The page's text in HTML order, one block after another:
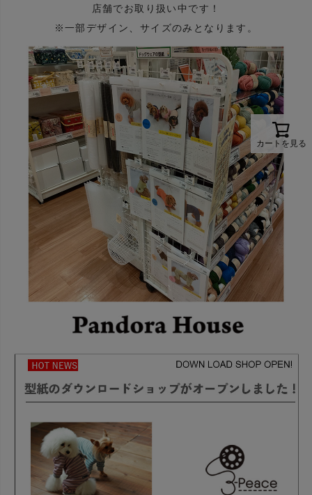
店舗でお取り扱い中です！
※一部デザイン、サイズのみとなります。
カートを見る